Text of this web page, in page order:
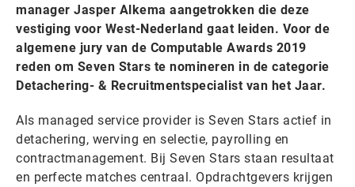
manager Jasper Alkema aangetrokken die deze
vestiging voor West-Nederland gaat leiden. Voor de
algemene jury van de Computable Awards 2019
reden om Seven Stars te nomineren in de categorie
Detachering- & Recruitmentspecialist van het Jaar.
Als managed service provider is Seven Stars actief in
detachering, werving en selectie, payrolling en
contractmanagement. Bij Seven Stars staan resultaat
en perfecte matches centraal. Opdrachtgevers krijgen